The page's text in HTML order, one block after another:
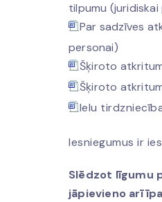
tilpumu
Par sadzīves
personai)
Šķiroto
Šķiroto
Ielu
Iesniegumus ir
Slēdzot līgumu
jāpievieno arī